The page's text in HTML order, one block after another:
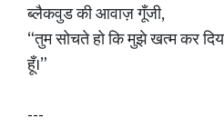
ब्लैकवुड की आवाज़ गूँजी,
“तुम सोचते हो कि मुझे खत्म कर
हूँ।”
---